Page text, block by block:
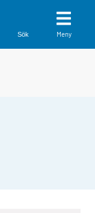
Sök Meny